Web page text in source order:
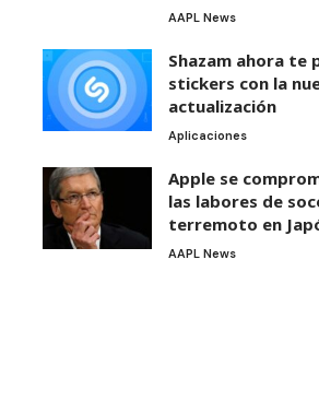
AAPL News
Shazam ahora te
stickers con la
actualización
Aplicaciones
Apple se
las labores de
terremoto en
AAPL News